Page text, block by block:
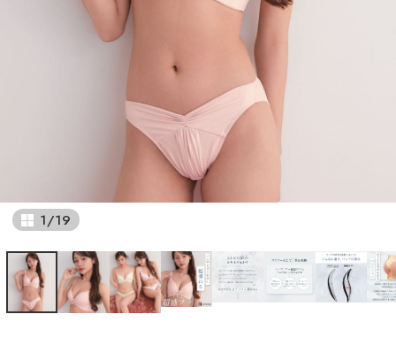
1/19